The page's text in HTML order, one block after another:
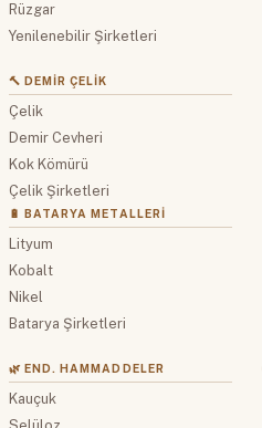
Rüzgar
Yenilenebilir Şirketleri
🔨 DEMIR ÇELIK
Çelik
Demir Cevheri
Kok Kömürü
Çelik Şirketleri
🔋 BATARYA METALLERI
Lityum
Kobalt
Nikel
Batarya Şirketleri
🌿 END. HAMMADDELER
Kauçuk